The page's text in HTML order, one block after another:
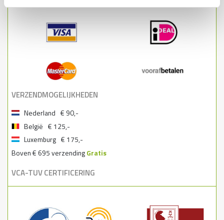
VERZENDMOGELIJKHEDEN
Nederland € 90,-
België € 125,-
Luxemburg € 175,-
Boven € 695 verzendingGratis
VCA-TUV CERTIFICERING